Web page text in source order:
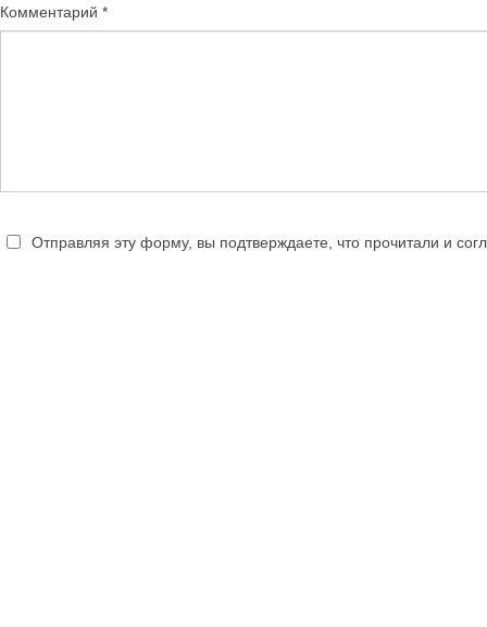
Комментарий *
Отправляя эту форму, вы подтверждаете, что прочитали и